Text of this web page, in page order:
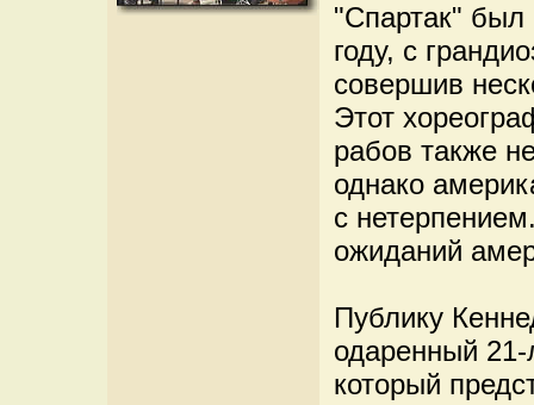
"Спартак" был
году, с
совершив
Этот
рабов также
однако
с
ожиданий
Публику
одаренный
который